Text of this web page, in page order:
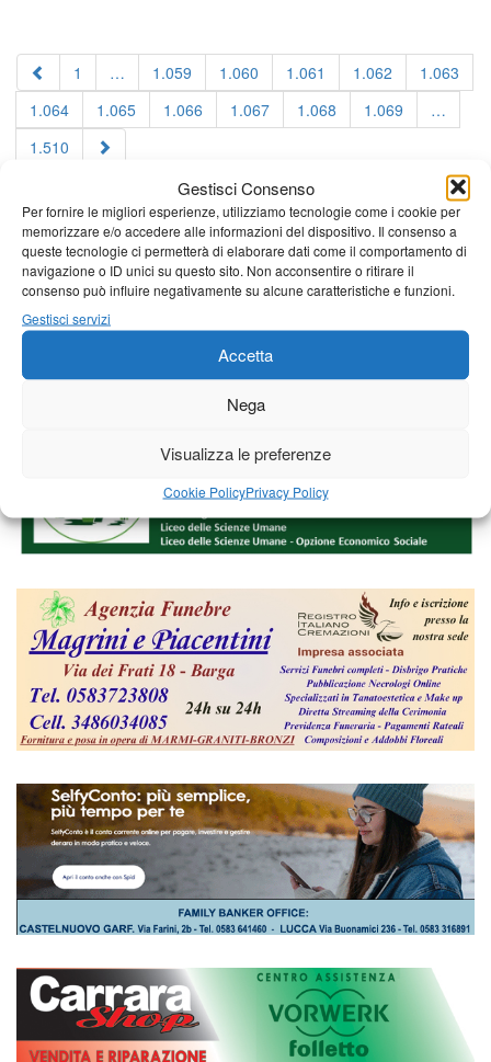
Gestisci Consenso
Per fornire le migliori esperienze, utilizziamo tecnologie come i cookie per
memorizzare e/o accedere alle informazioni del dispositivo. Il consenso a
queste tecnologie ci permetterà di elaborare dati come il comportamento di
navigazione o ID unici su questo sito. Non acconsentire o ritirare il
consenso può influire negativamente su alcune caratteristiche e funzioni.
Gestisci servizi
Accetta
Nega
Visualizza le preferenze
Cookie PolicyPrivacy Policy
1 … 1.059 1.060 1.061 1.062
1.063
1.064
1.065 1.066 1.067 1.068 1.069
…
1.510